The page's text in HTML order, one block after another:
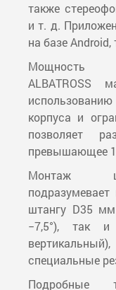
также
и т. д.
на базе Android,
Мощность
ALBATROSS
корпуса и
позволяет
превышающее
Монтаж
штангу D35
−7,5°), так и
специальные
Подробные